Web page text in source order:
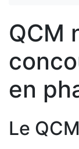
QCM
en
Le QCM